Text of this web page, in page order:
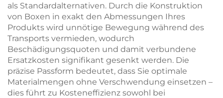
als Standardalternativen. Durch die Konstruktion
von Boxen in exakt den Abmessungen Ihres
Produkts wird unnötige Bewegung während des
Transports vermieden, wodurch
Beschädigungsquoten und damit verbundene
Ersatzkosten signifikant gesenkt werden. Die
präzise Passform bedeutet, dass Sie optimale
Materialmengen ohne Verschwendung einsetzen –
dies führt zu Kosteneffizienz sowohl bei